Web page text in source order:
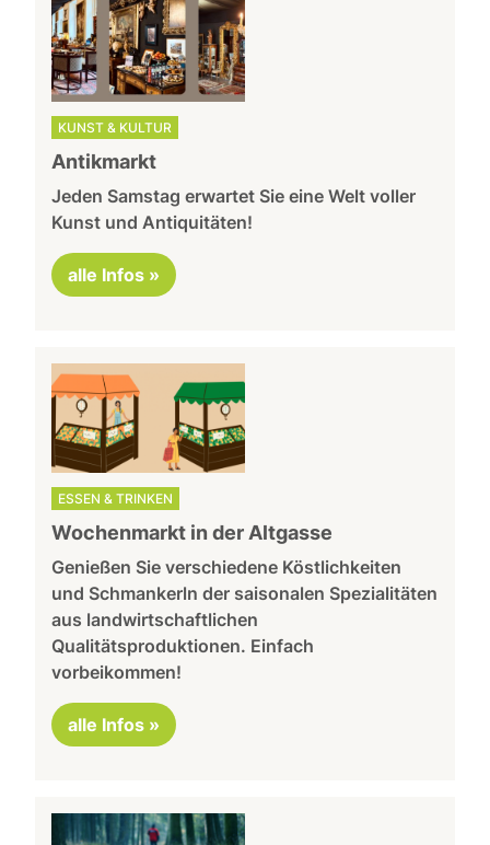
KUNST & KULTUR
Antikmarkt
Jeden Samstag erwartet Sie eine Welt voller
Kunst und Antiquitäten!
alle Infos »
ESSEN & TRINKEN
Wochenmarkt in der Altgasse
Genießen Sie verschiedene Köstlichkeiten
und Schmankerln der saisonalen Spezialitäten
aus landwirtschaftlichen
Qualitätsproduktionen. Einfach
vorbeikommen!
alle Infos »